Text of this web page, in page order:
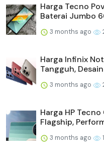
Harga Tecno
Baterai Jumbo
3 months ago
Harga Infinix
Tangguh, Desain
3 months ago
Harga HP
Flagship,
3 months ago